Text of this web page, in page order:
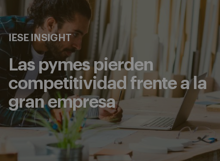
IESE INSIGHT
Las pymes pierden
competitividad frente a la
gran empresa